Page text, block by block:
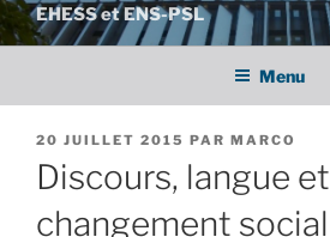
EHESS et ENS-PSL
Menu
PUBLIÉ
LE
20 JUILLET 2015 PAR MARCO
Discours, langue et
changement social